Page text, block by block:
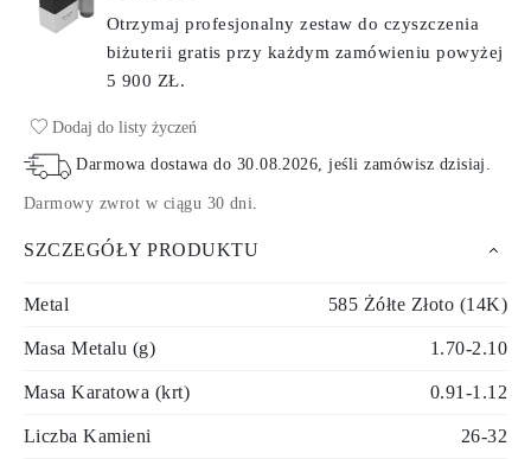
Otrzymaj profesjonalny zestaw do czyszczenia
biżuterii gratis przy każdym zamówieniupowyżej
5 900 ZŁ.
Dodaj do listy życzeń
Darmowa dostawa do 30.08.2026, jeśli zamówisz dzisiaj .
Darmowy zwrot w ciągu 30 dni.
SZCZEGÓŁY PRODUKTU
Metal 585 Żółte Złoto (14K)
Masa Metalu (g) 1.70-2.10
Masa Karatowa (krt) 0.91-1.12
Liczba Kamieni 26-32